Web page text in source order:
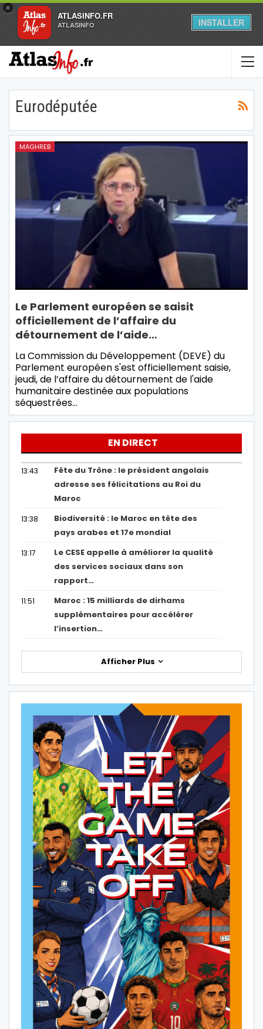
×
ATLASINFO.FR
ATLASINFO INSTALLER
Eurodéputée
MAGHREB
Le Parlement européen se saisit
officiellement de l’affaire du
détournement de l’aide…
La Commission du Développement (DEVE) du
Parlement européen s'est officiellement saisie,
jeudi, de l’affaire du détournement de l'aide
humanitaire destinée aux populations
séquestrées…
EN DIRECT
13:43
Fête du Trône : le président angolais
adresse ses félicitations au Roi du
Maroc
13:38
Biodiversité : le Maroc en tête des
pays arabes et 17e mondial
13:17
Le CESE appelle à améliorer la qualité
des services sociaux dans son
rapport…
11:51
Maroc : 15 milliards de dirhams
supplémentaires pour accélérer
l’insertion…
Afficher Plus